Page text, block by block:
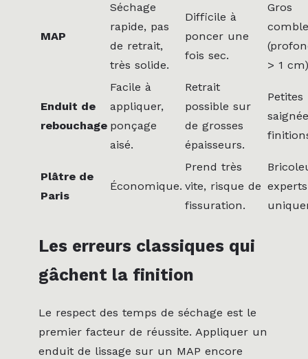
MAP
Séchage
rapide, pas
de retrait,
très solide.
Difficile à
poncer une
fois sec.
Gros
> 1
Enduit de
rebouchage
Facile à
appliquer,
ponçage
aisé.
Retrait
possible sur
de grosses
épaisseurs.
Petites
Plâtre de
Paris
Économique.
Prend très
vite, risque de
fissuration.
experts
Les erreurs classiques qui
gâchent la finition
Le respect des temps de séchage est le
premier facteur de réussite. Appliquer un
enduit de lissage sur un MAP encore